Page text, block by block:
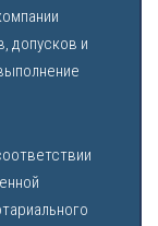
допусков и